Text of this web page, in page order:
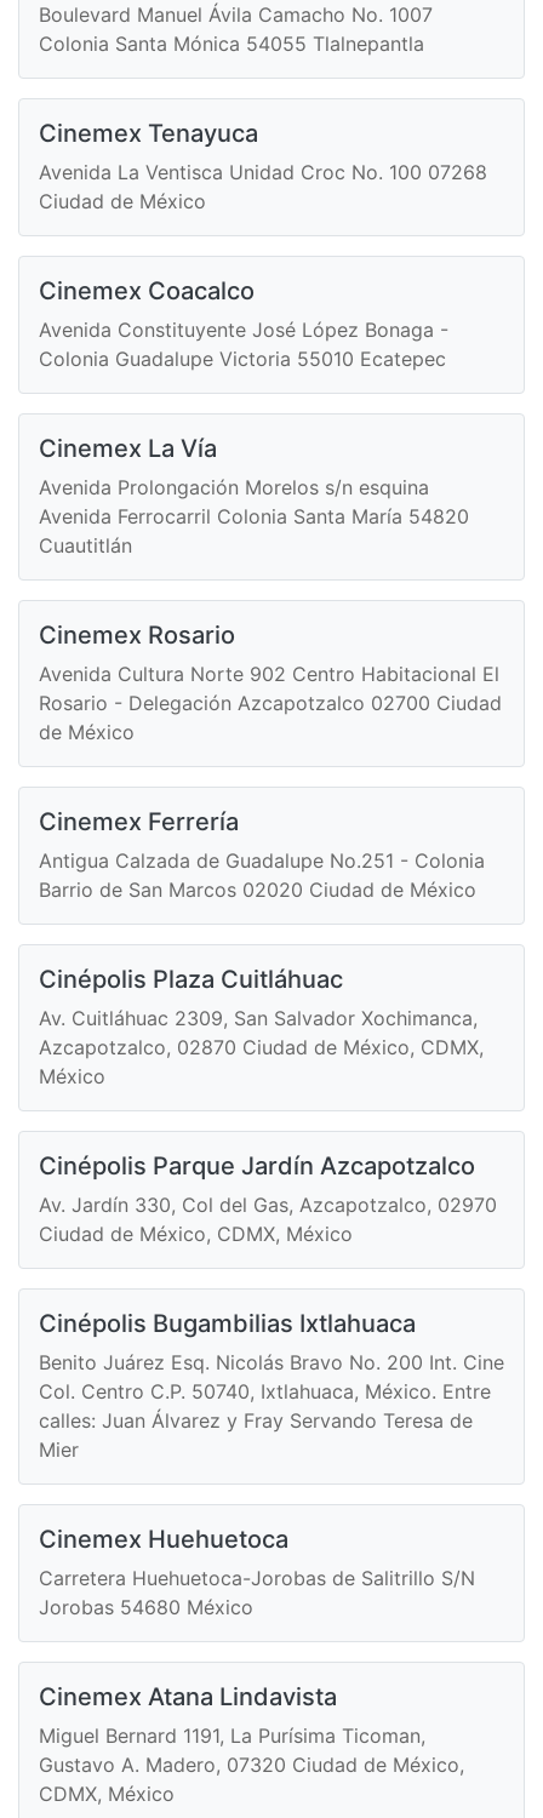
Boulevard Manuel Ávila Camacho No. 1007
Colonia Santa Mónica 54055 Tlalnepantla
Cinemex Tenayuca
Avenida La Ventisca Unidad Croc No. 100 07268
Ciudad de México
Cinemex Coacalco
Avenida Constituyente José López Bonaga -
Colonia Guadalupe Victoria 55010 Ecatepec
Cinemex La Vía
Avenida Prolongación Morelos s/n esquina
Avenida Ferrocarril Colonia Santa María 54820
Cuautitlán
Cinemex Rosario
Avenida Cultura Norte 902 Centro Habitacional El
Rosario - Delegación Azcapotzalco 02700 Ciudad
de México
Cinemex Ferrería
Antigua Calzada de Guadalupe No.251 - Colonia
Barrio de San Marcos 02020 Ciudad de México
Cinépolis Plaza Cuitláhuac
Av. Cuitláhuac 2309, San Salvador Xochimanca,
Azcapotzalco, 02870 Ciudad de México, CDMX,
México
Cinépolis Parque Jardín Azcapotzalco
Av. Jardín 330, Col del Gas, Azcapotzalco, 02970
Ciudad de México, CDMX, México
Cinépolis Bugambilias Ixtlahuaca
Benito Juárez Esq. Nicolás Bravo No. 200 Int. Cine
Col. Centro C.P. 50740, Ixtlahuaca, México. Entre
calles: Juan Álvarez y Fray Servando Teresa de
Mier
Cinemex Huehuetoca
Carretera Huehuetoca-Jorobas de Salitrillo S/N
Jorobas 54680 México
Cinemex Atana Lindavista
Miguel Bernard 1191, La Purísima Ticoman,
Gustavo A. Madero, 07320 Ciudad de México,
CDMX, México